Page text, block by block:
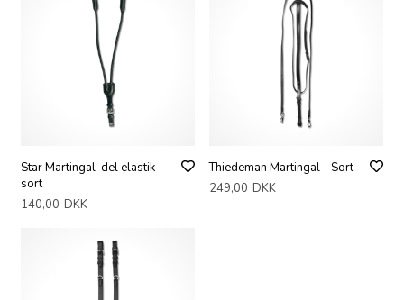
Star Martingal-del elastik -
sort
140,00 DKK
Thiedeman Martingal - Sort
249,00 DKK